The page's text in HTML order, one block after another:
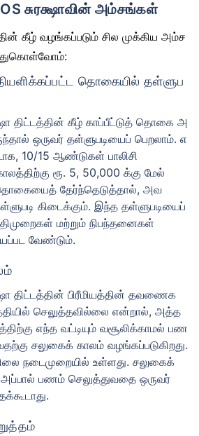
சுரக்ஷாவின் அம்சங்கள்
கீழ் வழங்கப்படும் சில முக்கிய அம்ச
தொகையில் தள்ளுப
திட்டத்தின் கீழ் காப்பீட்டுத் தொகை அ
ஒருவர் தள்ளுபடியைப் பெறலாம். எ
10/15 ஆண்டுகள் பாலிசி
ரூ. 5, 50,000 க்கு மேல்
தேர்ந்தெடுத்தால், அவ
கிடைக்கும். இந்த தள்ளுபடியைப்
மற்றும் நிபந்தனைகள்
வேண்டும்.
திட்டத்தின் பிரீமியத்தின் தவணைக
செலுத்தவில்லை என்றால், அத்த
எந்த வட்டியும் வசூலிக்காமல் பண
சலுகைக் காலம் வழங்கப்படுகிறது.
நடைமுறையில் உள்ளது. சலுகைக்
அப்பால் பணம் செலுத்துவதை ஒருவர்